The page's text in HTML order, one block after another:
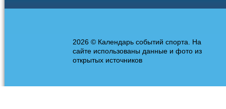
2026 © Календарь событий спорта. На
сайте использованы данные и фото из
открытых источников